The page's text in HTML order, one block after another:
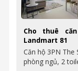
Cho thuê
Landmart 81
Căn hộ 3PN The
phòng ngủ, 2